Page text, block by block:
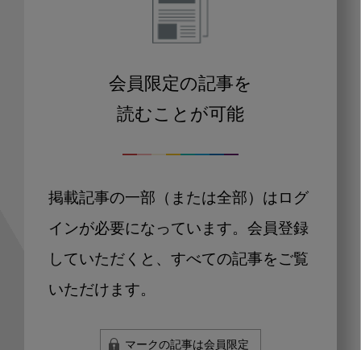
会員限定の記事を
読むことが可能
掲載記事の一部（または全部）はログ
インが必要になっています。会員登録
していただくと、すべての記事をご覧
いただけます。
マークの記事は会員限定